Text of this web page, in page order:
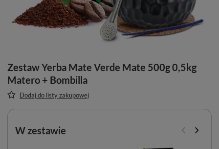
Zestaw Yerba Mate Verde Mate 500g 0,5kg
Matero + Bombilla
Dodaj do listy zakupowej
W zestawie